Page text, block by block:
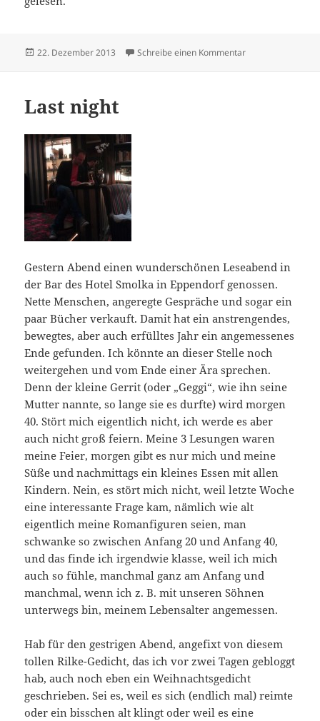
Veröffentlicht
22. Dezember 2013 Schreibe einen Kommentarzu B-Dayz
Last night
Gestern Abend einen wunderschönen Leseabend in
der Bar des Hotel Smolka in Eppendorf genossen.
Nette Menschen, angeregte Gespräche und sogar ein
paar Bücher verkauft. Damit hat ein anstrengendes,
bewegtes, aber auch erfülltes Jahr ein angemessenes
Ende gefunden. Ich könnte an dieser Stelle noch
weitergehen und vom Ende einer Ära sprechen.
Denn der kleine Gerrit (oder „Geggi“, wie ihn seine
Mutter nannte, so lange sie es durfte) wird morgen
40. Stört mich eigentlich nicht, ich werde es aber
auch nicht groß feiern. Meine 3 Lesungen waren
meine Feier, morgen gibt es nur mich und meine
Süße und nachmittags ein kleines Essen mit allen
Kindern. Nein, es stört mich nicht, weil letzte Woche
eine interessante Frage kam, nämlich wie alt
eigentlich meine Romanfiguren seien, man
schwanke so zwischen Anfang 20 und Anfang 40,
und das finde ich irgendwie klasse, weil ich mich
auch so fühle, manchmal ganz am Anfang und
manchmal, wenn ich z. B. mit unseren Söhnen
unterwegs bin, meinem Lebensalter angemessen.
Hab für den gestrigen Abend, angefixt von diesem
tollen Rilke-Gedicht, das ich vor zwei Tagen gebloggt
hab, auch noch eben ein Weihnachtsgedicht
geschrieben. Sei es, weil es sich (endlich mal) reimte
oder ein bisschen alt klingt oder weil es eine